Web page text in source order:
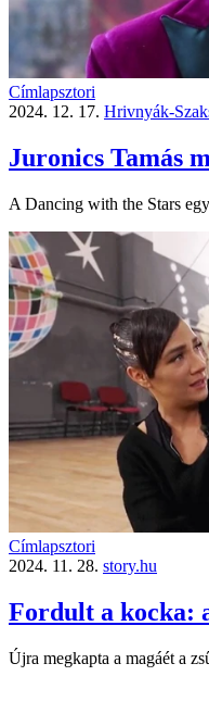
Címlapsztori
2024. 12. 17. Hrivnyák-
Juronics Tamás
A Dancing with the Stars
Címlapsztori
2024. 11. 28. story.hu
Fordult a kocka:
Újra megkapta a magáét a